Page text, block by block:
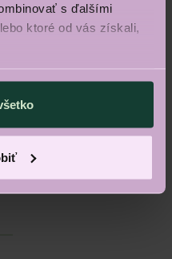
s ďalšími
ktoré od vás získali,